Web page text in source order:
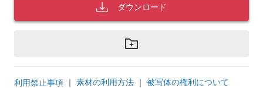
ダウンロード
利用禁止事項 ｜ 素材の利用方法 ｜ 被写体の権利について